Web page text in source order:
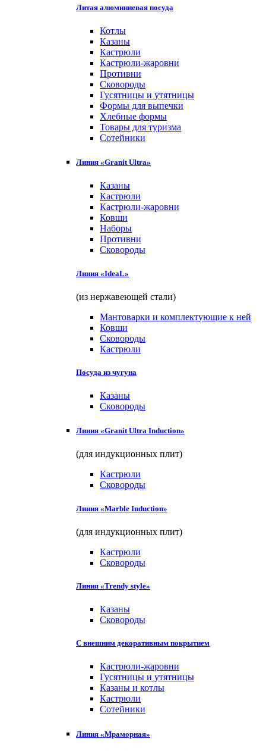
Литая алюминиевая посуда
Котлы
Казаны
Кастрюли
Кастрюли-жаровни
Противни
Сковороды
Гусятницы и утятницы
Формы для выпечки
Хлебные формы
Товары для туризма
Сотейники
Линия «Granit Ultra»
Казаны
Кастрюли
Кастрюли-жаровни
Ковши
Наборы
Противни
Сковороды
Линия «IdeaL»
(из нержавеющей стали)
Мантоварки и комплектующие к ней
Ковши
Сковороды
Кастрюли
Посуда из чугуна
Казаны
Сковороды
Линия «Granit Ultra Induction»
(для индукционных плит)
Кастрюли
Сковороды
Линия «Marble Induction»
(для индукционных плит)
Кастрюли
Сковороды
Линия «Trendy style»
Казаны
Сковороды
С внешним декоративным покрытием
Кастрюли-жаровни
Гусятницы и утятницы
Казаны и котлы
Кастрюли
Сотейники
Линия «Мраморная»